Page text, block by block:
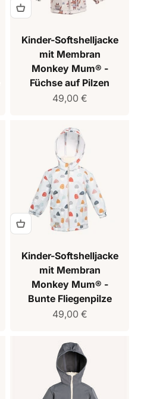
Kinder-Softshelljacke
mit Membran
Monkey Mum® -
Füchse auf Pilzen
Verkaufspreis
49,00 €
Kinder-Softshelljacke
mit Membran
Monkey Mum® -
Bunte Fliegenpilze
Verkaufspreis
49,00 €